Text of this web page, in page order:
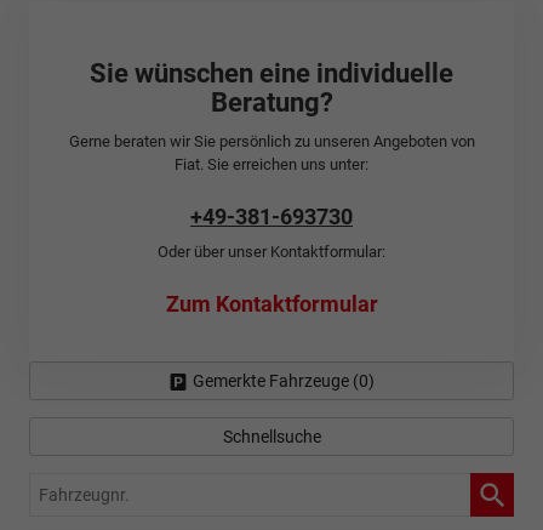
Sie wünschen eine individuelle
Beratung?
Gerne beraten wir Sie persönlich zu unseren Angeboten von
Fiat. Sie erreichen uns unter:
+49-381-693730
Oder über unser Kontaktformular:
Zum Kontaktformular
Gemerkte Fahrzeuge (0)
Schnellsuche
Fahrzeugnr.